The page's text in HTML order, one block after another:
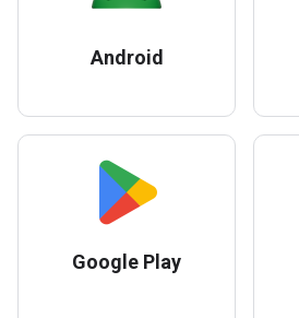
Android
Google Play